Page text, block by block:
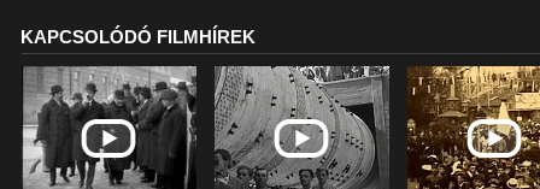
KAPCSOLÓDÓ FILMHÍREK